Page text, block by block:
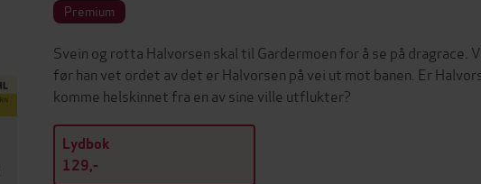
Premium
Svein og rotta Halvorsen skal til Gardermoen for å se på dragrace.
før han vet ordet av det er Halvorsen på vei ut mot banen. Er
komme helskinnet fra en av sine ville utflukter?
Lydbok
129,-